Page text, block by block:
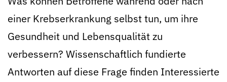
einer Krebserkrankung selbst tun, um ihre
Gesundheit und Lebensqualität zu
verbessern? Wissenschaftlich fundierte
Antworten auf diese Frage finden Interessierte